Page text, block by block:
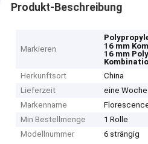
Produkt-Beschreibung
Markieren
16 mm
16 mm
Herkunftsort
China
Lieferzeit
eine Woche
Markenname
Min Bestellmenge
1 Rolle
Modellnummer
6 strängig